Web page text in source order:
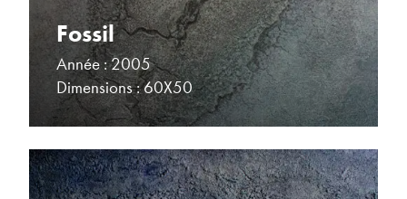
Fossil
Année : 2005
Dimensions : 60X50